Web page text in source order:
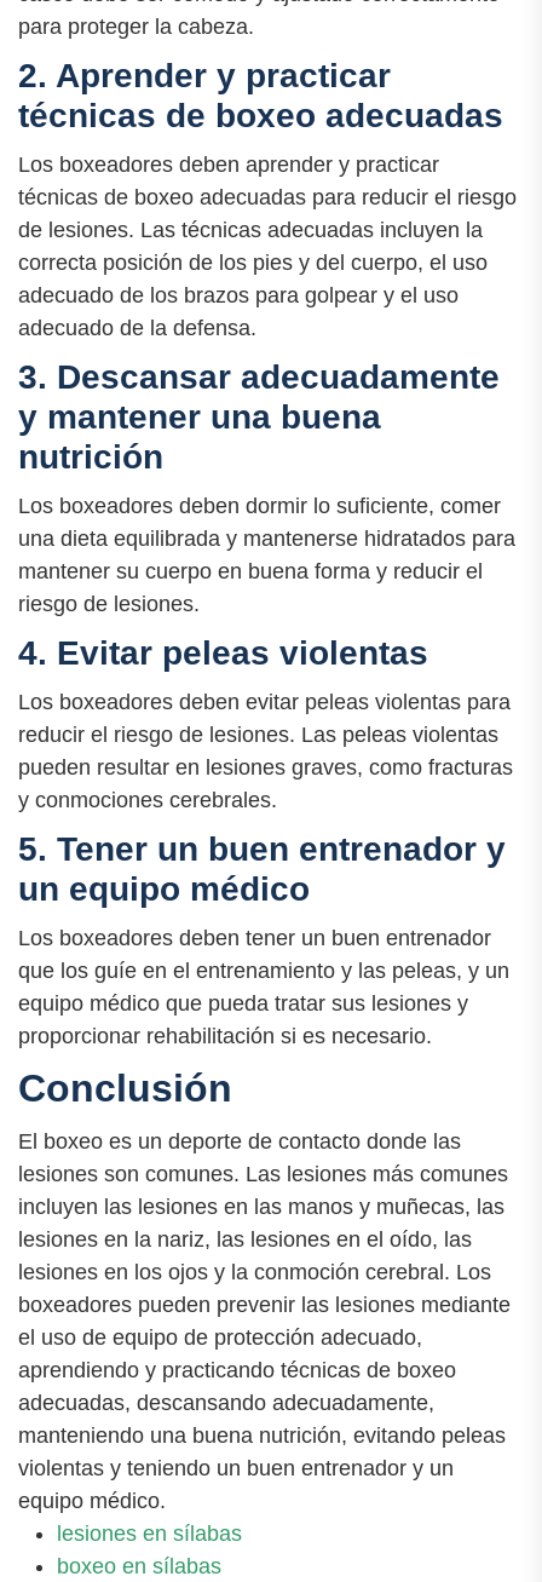
para proteger la cabeza.
2. Aprender y practicar
técnicas de boxeo adecuadas
Los boxeadores deben aprender y practicar
técnicas de boxeo adecuadas para reducir el riesgo
de lesiones. Las técnicas adecuadas incluyen la
correcta posición de los pies y del cuerpo, el uso
adecuado de los brazos para golpear y el uso
adecuado de la defensa.
3. Descansar adecuadamente
y mantener una buena
nutrición
Los boxeadores deben dormir lo suficiente, comer
una dieta equilibrada y mantenerse hidratados para
mantener su cuerpo en buena forma y reducir el
riesgo de lesiones.
4. Evitar peleas violentas
Los boxeadores deben evitar peleas violentas para
reducir el riesgo de lesiones. Las peleas violentas
pueden resultar en lesiones graves, como fracturas
y conmociones cerebrales.
5. Tener un buen entrenador y
un equipo médico
Los boxeadores deben tener un buen entrenador
que los guíe en el entrenamiento y las peleas, y un
equipo médico que pueda tratar sus lesiones y
proporcionar rehabilitación si es necesario.
Conclusión
El boxeo es un deporte de contacto donde las
lesiones son comunes. Las lesiones más comunes
incluyen las lesiones en las manos y muñecas, las
lesiones en la nariz, las lesiones en el oído, las
lesiones en los ojos y la conmoción cerebral. Los
boxeadores pueden prevenir las lesiones mediante
el uso de equipo de protección adecuado,
aprendiendo y practicando técnicas de boxeo
adecuadas, descansando adecuadamente,
manteniendo una buena nutrición, evitando peleas
violentas y teniendo un buen entrenador y un
equipo médico.
lesiones en sílabas
boxeo en sílabas